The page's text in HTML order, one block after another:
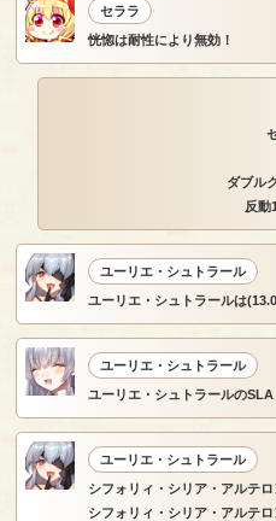
セララ
恍惚は耐性により無効！
ダブル
反動
ユーリエ・シュトラール
ユーリエ・シュトラールは
ユーリエ・シュトラール
ユーリエ・シュトラールのSLA
ユーリエ・シュトラール
シフォリィ・シリア・アルテ
シフォリィ・シリア・アルテ